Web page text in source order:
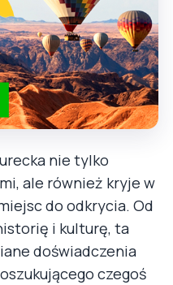
nie tylko
ale również kryje w
do odkrycia. Od
i kulturę, ta
doświadczenia
czegoś